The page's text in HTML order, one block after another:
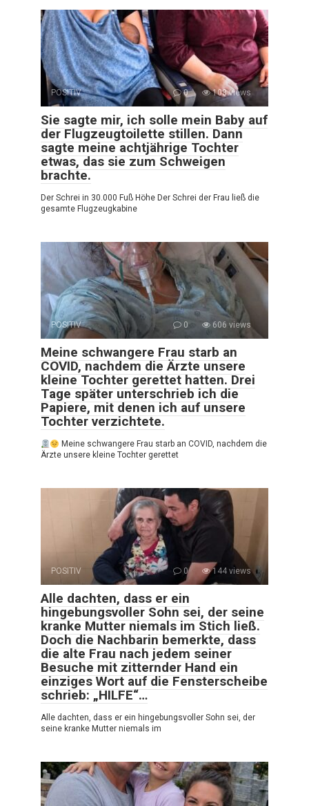
POSITIV 0 108 views
Sie sagte mir, ich solle mein Baby auf
der Flugzeugtoilette stillen. Dann
sagte meine achtjährige Tochter
etwas, das sie zum Schweigen
brachte.
Der Schrei in 30.000 Fuß Höhe Der Schrei der Frau ließ die
gesamte Flugzeugkabine
POSITIV 0 606 views
Meine schwangere Frau starb an
COVID, nachdem die Ärzte unsere
kleine Tochter gerettet hatten. Drei
Tage später unterschrieb ich die
Papiere, mit denen ich auf unsere
Tochter verzichtete.
Meine schwangere Frau starb an COVID, nachdem die
Ärzte unsere kleine Tochter gerettet
POSITIV 0 144 views
Alle dachten, dass er ein
hingebungsvoller Sohn sei, der seine
kranke Mutter niemals im Stich ließ.
Doch die Nachbarin bemerkte, dass
die alte Frau nach jedem seiner
Besuche mit zitternder Hand ein
einziges Wort auf die Fensterscheibe
schrieb: „HILFE“…
Alle dachten, dass er ein hingebungsvoller Sohn sei, der
seine kranke Mutter niemals im